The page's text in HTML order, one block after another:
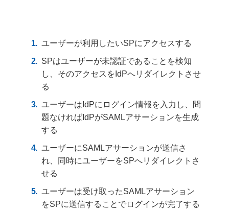
ユーザーが利用したいSPにアクセスする
SPはユーザーが未認証であることを検知
し、そのアクセスをIdPへリダイレクトさせ
る
ユーザーはIdPにログイン情報を入力し、問
題なければIdPがSAMLアサーションを生成
する
ユーザーにSAMLアサーションが送信さ
れ、同時にユーザーをSPへリダイレクトさ
せる
ユーザーは受け取ったSAMLアサーション
をSPに送信することでログインが完了する